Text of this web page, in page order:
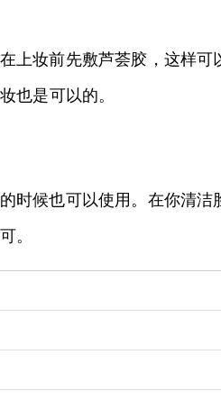
上妆前先敷芦荟胶，这样
也是可以的。
时候也可以使用。在你清
。